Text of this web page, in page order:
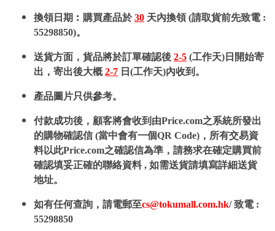
換領日期︰購買產品於30 天內換領 (請取貨前先致電 :
55298850)。
送貨方面，貨品將於訂單確認後 2-5 (工作天)日開始寄
出，寄出後大概2-7 日(工作天)內收到。
產品圖片只供參考。
付款成功後，顧客將會收到由Price.com之系統所發出
的購物確認信 (當中會有一個QR Code)，所有交易資
料以此Price.com之確認信為準，請務求在確定購買前
確認填妥正確的聯絡資料 , 如需送貨請填寫詳細送貨
地址。
如有任何查詢，請電郵至cs@tokumall.com.hk/ 致電 :
55298850